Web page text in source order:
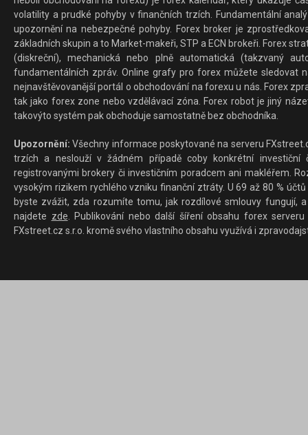
volatility a prudké pohyby v finančních trzích. Fundamentální
upozornění na nebezpečné pohyby. Forex broker je
základních skupin a to Market-makeři, STP a ECN brokeři. Forex
(diskreční), mechanická nebo plně automatická (takzvaný
fundamentálních zpráv. Online grafy pro forex můžete sledovat
nejnavštěvovanější portál o obchodování na forexu u nás. Forex
tak jako forex zone nebo vzdělávací zóna. Forex robot je jiný
takovýto systém pak obchoduje samostatně bez obchodníka.
Upozornění: Všechny informace poskytované na serveru
trzích a neslouží v žádném případě coby konkrétní investiční
registrovanými brokery či investičním poradcem ani makléřem.
vysokým rizikem rychlého vzniku finanční ztráty. U 69 až 80 %
byste zvážit, zda rozumíte tomu, jak rozdílové smlouvy fungují,
najdete zde. Publikování nebo další šíření obsahu forex
FXstreet.cz s.r.o. kromě svého vlastního obsahu využívá i